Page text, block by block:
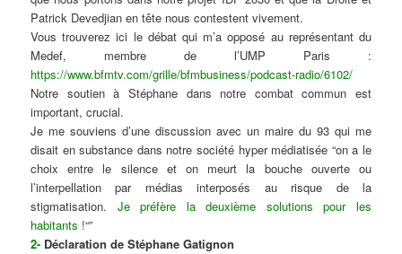
Patrick Devedjian en tête nous contestent vivement.
Vous trouverez ici le débat qui m’a opposé au représentant du
Medef, membre de l’UMP Paris :
https://www.bfmtv.com/grille/bfmbusiness/podcast-radio/6102/
Notre soutien à Stéphane dans notre combat commun est
important, crucial.
Je me souviens d’une discussion avec un maire du 93 qui me
disait en substance dans notre société hyper médiatisée “on a le
choix entre le silence et on meurt la bouche ouverte ou
l’interpellation par médias interposés au risque de la
stigmatisation. Je préfère la deuxième solutions pour les
habitants !“”
2- Déclaration de Stéphane Gatignon